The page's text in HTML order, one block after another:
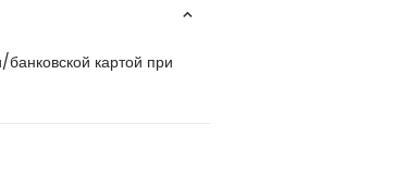
картой при